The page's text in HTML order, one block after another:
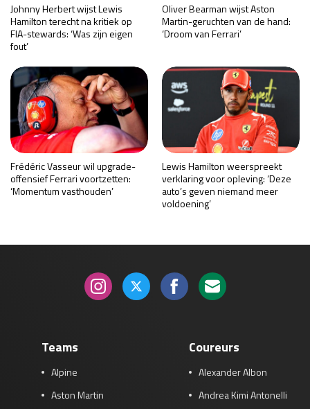
Johnny Herbert wijst Lewis
Hamilton terecht na kritiek op
FIA-stewards: ‘Was zijn eigen
fout’
Oliver Bearman wijst Aston
Martin-geruchten van de hand:
‘Droom van Ferrari’
Frédéric Vasseur wil upgrade-
offensief Ferrari voortzetten:
‘Momentum vasthouden’
Lewis Hamilton weerspreekt
verklaring voor opleving: ‘Deze
auto’s geven niemand meer
voldoening’
Teams
Alpine
Aston Martin
Coureurs
Alexander Albon
Andrea Kimi Antonelli